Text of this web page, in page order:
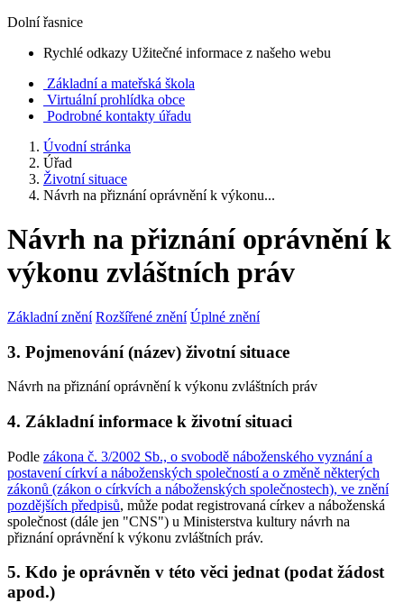
Dolní řasnice
Rychlé odkazy Užitečné informace z našeho webu
Základní a mateřská škola
Virtuální prohlídka obce
Podrobné kontakty úřadu
Úvodní stránka
Úřad
Životní situace
Návrh na přiznání oprávnění k výkonu...
Návrh na přiznání oprávnění k
výkonu zvláštních práv
Základní znění Rozšířené znění Úplné znění
3. Pojmenování (název) životní situace
Návrh na přiznání oprávnění k výkonu zvláštních práv
4. Základní informace k životní situaci
Podle zákona č. 3/2002 Sb., o svobodě náboženského vyznání a
postavení církví a náboženských společností a o změně některých
zákonů (zákon o církvích a náboženských společnostech), ve znění
pozdějších předpisů, může podat registrovaná církev a náboženská
společnost (dále jen "CNS") u Ministerstva kultury návrh na
přiznání oprávnění k výkonu zvláštních práv.
5. Kdo je oprávněn v této věci jednat (podat žádost
apod.)